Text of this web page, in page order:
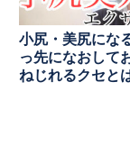
小尻・美尻にな
っ先になおして
ねじれるクセと